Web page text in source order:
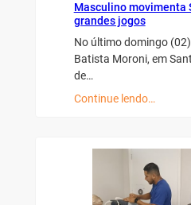
Masculino movimenta
grandes jogos
No último domingo
Batista Moroni, em
de…
Continue lendo…